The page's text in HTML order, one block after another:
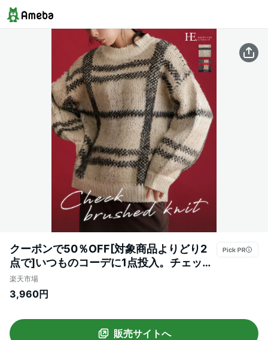
クーポンで50％OFF[対象商品よりどり2
点で]いつものコーデに1点投入。チェック
柄起毛ニット/ニット セーター チェック ジ
ャガード レディース トップス あったか 起
ル便不可]
楽天市場
3,960円
販売サイトへ